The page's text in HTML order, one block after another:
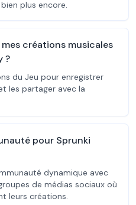
plus encore.
créations musicales
?
du Jeu pour enregistrer
les partager avec la
pour Sprunki
dynamique avec
de médias sociaux où
leurs créations.